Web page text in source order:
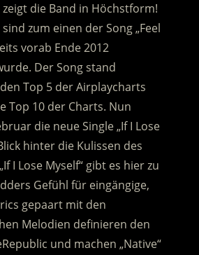
zeigt die Band in Höchstform!
zum einen der Song „Feel
vorab Ende 2012
Der Song stand
Top 5 der Airplaycharts
Top 10 der Charts. Nun
die neue Single „If I Lose
hinter die Kulissen des
I Lose Myself“ gibt es hier zu
Gefühl für eingängige,
gepaart mit den
Melodien definieren den
und machen „Native“